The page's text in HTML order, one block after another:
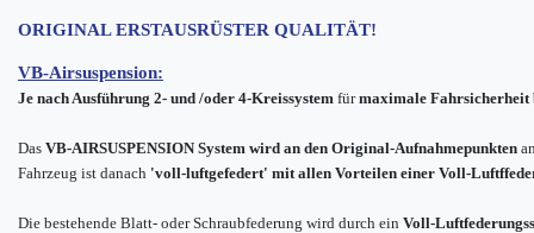
ORIGINAL ERSTAUSRÜSTER QUALITÄT!
VB-Airsuspension:
Je nach Ausführung 2- und /oder 4-Kreissystem fürmaximale Fahrsicherheit
Das VB-AIRSUSPENSION System wird an den Original-Aufnahmepunkten
Fahrzeug ist danach 'voll-luftgefedert' mit allen Vorteilen einer Voll-
Die bestehende Blatt- oder Schraubfederung wird durch ein Voll-